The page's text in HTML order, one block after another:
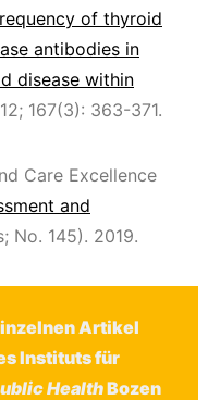
of thyroid
antibodies in
disease within
167(3): 363-371.
Care Excellence
and
No. 145). 2019.
Artikel
Instituts für
HealthBozen